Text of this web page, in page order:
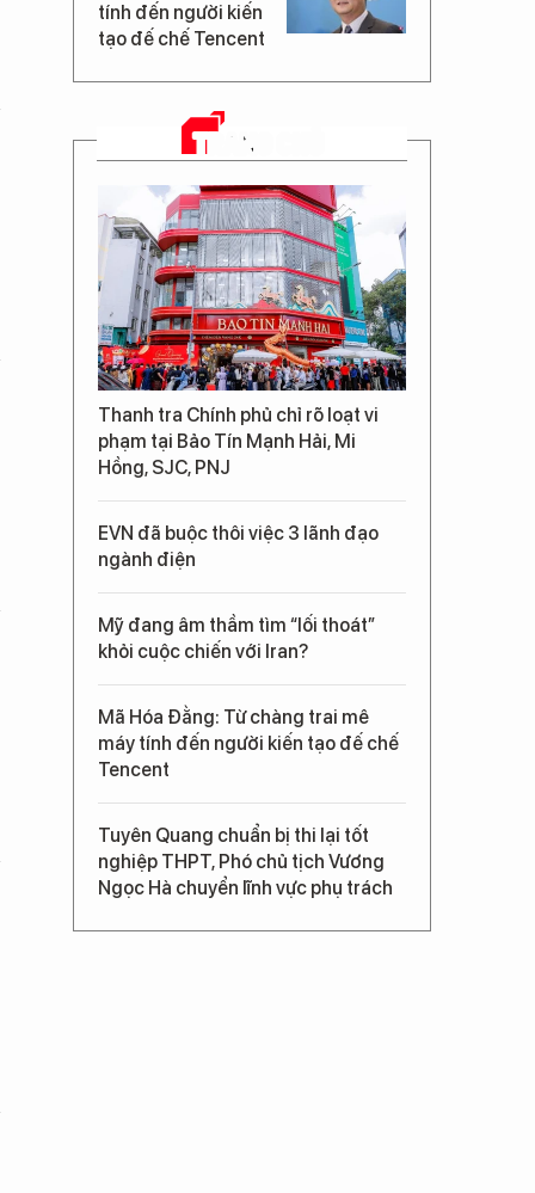
tính đến người kiến
tạo đế chế Tencent
TRANG CHỦ
Thanh tra Chính phủ chỉ rõ loạt vi
phạm tại Bảo Tín Mạnh Hải, Mi
Hồng, SJC, PNJ
EVN đã buộc thôi việc 3 lãnh đạo
ngành điện
Mỹ đang âm thầm tìm “lối thoát”
khỏi cuộc chiến với Iran?
Mã Hóa Đằng: Từ chàng trai mê
máy tính đến người kiến tạo đế chế
Tencent
Tuyên Quang chuẩn bị thi lại tốt
nghiệp THPT, Phó chủ tịch Vương
Ngọc Hà chuyển lĩnh vực phụ trách